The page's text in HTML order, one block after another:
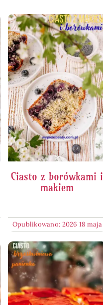
Ciasto z borówkami i
makiem
Opublikowano: 2026 18 maja